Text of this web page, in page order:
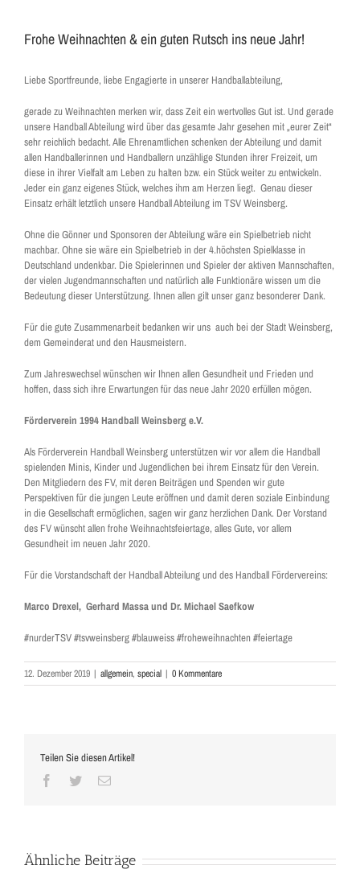
Frohe Weihnachten & ein guten Rutsch ins neue Jahr!
Liebe Sportfreunde, liebe Engagierte in unserer Handballabteilung,
gerade zu Weihnachten merken wir, dass Zeit ein wertvolles Gut ist. Und gerade
unsere Handball Abteilung wird über das gesamte Jahr gesehen mit „eurer Zeit“
sehr reichlich bedacht. Alle Ehrenamtlichen schenken der Abteilung und damit
allen Handballerinnen und Handballern unzählige Stunden ihrer Freizeit, um
diese in ihrer Vielfalt am Leben zu halten bzw. ein Stück weiter zu entwickeln.
Jeder ein ganz eigenes Stück, welches ihm am Herzen liegt. Genau dieser
Einsatz erhält letztlich unsere Handball Abteilung im TSV Weinsberg.
Ohne die Gönner und Sponsoren der Abteilung wäre ein Spielbetrieb nicht
machbar. Ohne sie wäre ein Spielbetrieb in der 4.höchsten Spielklasse in
Deutschland undenkbar. Die Spielerinnen und Spieler der aktiven Mannschaften,
der vielen Jugendmannschaften und natürlich alle Funktionäre wissen um die
Bedeutung dieser Unterstützung. Ihnen allen gilt unser ganz besonderer Dank.
Für die gute Zusammenarbeit bedanken wir uns auch bei der Stadt Weinsberg,
dem Gemeinderat und den Hausmeistern.
Zum Jahreswechsel wünschen wir Ihnen allen Gesundheit und Frieden und
hoffen, dass sich ihre Erwartungen für das neue Jahr 2020 erfüllen mögen.
Förderverein 1994 Handball Weinsberg e.V.
Als Förderverein Handball Weinsberg unterstützen wir vor allem die Handball
spielenden Minis, Kinder und Jugendlichen bei ihrem Einsatz für den Verein.
Den Mitgliedern des FV, mit deren Beiträgen und Spenden wir gute
Perspektiven für die jungen Leute eröffnen und damit deren soziale Einbindung
in die Gesellschaft ermöglichen, sagen wir ganz herzlichen Dank. Der Vorstand
des FV wünscht allen frohe Weihnachtsfeiertage, alles Gute, vor allem
Gesundheit im neuen Jahr 2020.
Für die Vorstandschaft der Handball Abteilung und des Handball Fördervereins:
Marco Drexel, Gerhard Massa und Dr. Michael Saefkow
#nurderTSV #tsvweinsberg #blauweiss #froheweihnachten #feiertage
12. Dezember 2019 | allgemein, special | 0 Kommentare
Teilen Sie diesen Artikel!
Facebook
TwitterE-
Ähnliche Beiträge